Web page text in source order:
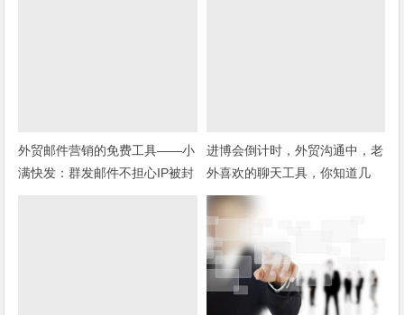
外贸邮件营销的免费工具——小
满快发：群发邮件不担心IP被封
进博会倒计时，外贸沟通中，老
外喜欢的聊天工具，你知道几
种？